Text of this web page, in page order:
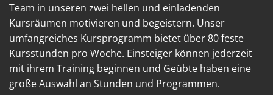
Team in unseren zwei hellen und einladenden
Kursräumen motivieren und begeistern. Unser
umfangreiches Kursprogramm bietet über 80 feste
Kursstunden pro Woche. Einsteiger können jederzeit
mit ihrem Training beginnen und Geübte haben eine
große Auswahl an Stunden und Programmen.